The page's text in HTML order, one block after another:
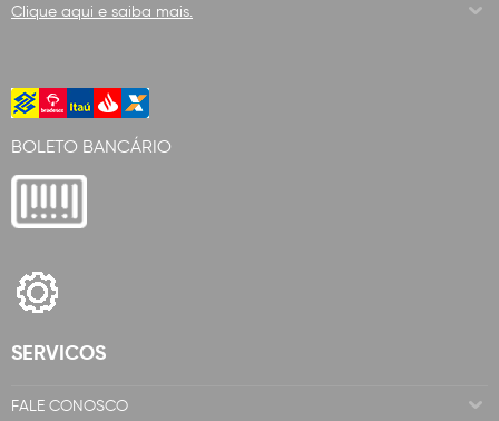
Clique aqui e saiba mais.
BOLETO BANCÁRIO
SERVICOS
FALE CONOSCO